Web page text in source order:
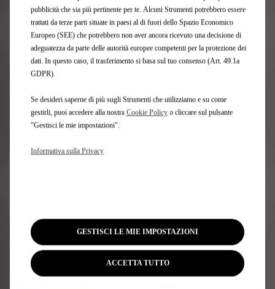
Contattaci
per il tuo progetto.
pubblicità che sia più pertinente per te. Alcuni Strumenti potrebbero essere
trattati da terze parti situate in paesi al di fuori dello Spazio Economico
Europeo (SEE) che potrebbero non aver ancora ricevuto una decisione di
adeguatezza da parte delle autorità europee competenti per la protezione dei
dati. In questo caso, il trasferimento si basa sul tuo consenso (Art. 49.1a
GDPR).
Se desideri saperne di più sugli Strumenti che utilizziamo e su come
gestirli, puoi accedere alla nostra Cookie Policy o cliccare sul pulsante
"Gestisci le mie impostazioni".
Informativa sulla Privacy
GESTISCI LE MIE IMPOSTAZIONI
ACCETTA TUTTO